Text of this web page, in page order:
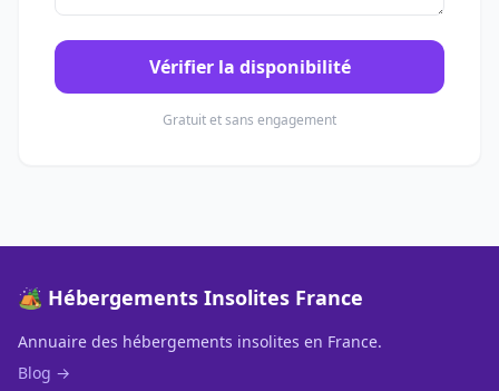
Vérifier la disponibilité
Gratuit et sans engagement
🏕️ Hébergements Insolites France
Annuaire des hébergements insolites en France.
Blog →